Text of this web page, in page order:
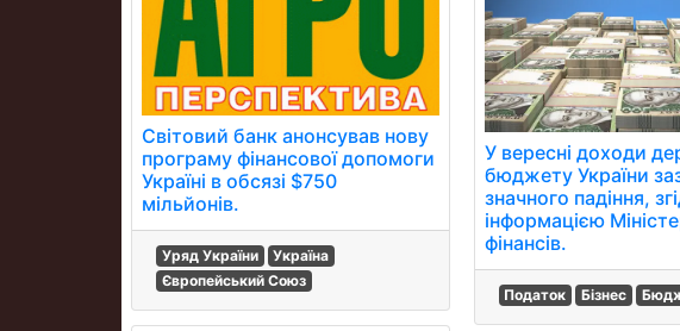
Світовий банк анонсував нову
програму фінансової допомоги
Україні в обсязі $750
мільйонів.
Уряд України
Україна
Європейський Союз
У вересні доходи
бюджету України
значного падіння,
інформацією
фінансів.
Податок Бізнес